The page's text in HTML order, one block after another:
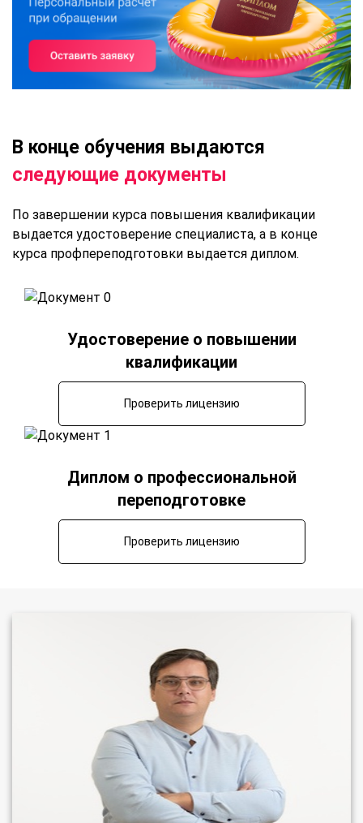
В конце обучения выдаются
следующие документы
По завершении курса повышения квалификации
выдается удостоверение специалиста, а в конце
курса профпереподготовки выдается диплом.
Удостоверение о повышении
квалификации
Проверить лицензию
Диплом о профессиональной
переподготовке
Проверить лицензию